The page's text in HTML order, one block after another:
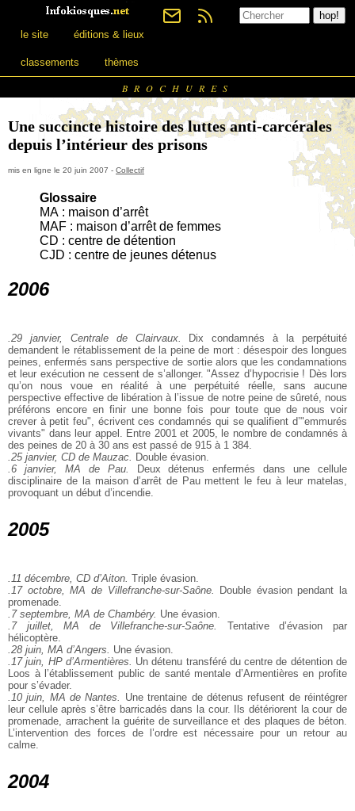
le site éditions & lieux
classements thèmes
BROCHURES
Une succincte histoire des luttes anti-carcérales
depuis l’intérieur des prisons
mis en ligne le 20 juin 2007 - Collectif
Glossaire
MA : maison d’arrêt
MAF : maison d’arrêt de femmes
CD : centre de détention
CJD : centre de jeunes détenus
2006
.29 janvier, Centrale de Clairvaux.
Dix condamnés à la perpétuité
demandent le rétablissement de la peine de mort : désespoir des longues
peines, enfermés sans perspective de sortie alors que les condamnations
et leur exécution ne cessent de s’allonger. "Assez d’hypocrisie ! Dès lors
qu’on nous voue en réalité à une perpétuité réelle, sans aucune
perspective effective de libération à l’issue de notre peine de sûreté, nous
préférons encore en finir une bonne fois pour toute que de nous voir
crever à petit feu", écrivent ces condamnés qui se qualifient d’"emmurés
vivants" dans leur appel. Entre 2001 et 2005, le nombre de condamnés à
des peines de 20 à 30 ans est passé de 915 à 1 384.
.25 janvier, CD de Mauzac.
Double évasion.
.6 janvier, MA de Pau.
Deux détenus enfermés dans une cellule
disciplinaire de la maison d’arrêt de Pau mettent le feu à leur matelas,
provoquant un début d’incendie.
2005
.11 décembre, CD d’Aiton. Triple évasion.
.17 octobre, MA de Villefranche-sur-Saône.
Double évasion pendant la
promenade.
.7 septembre, MA de Chambéry. Une évasion.
.7 juillet, MA de Villefranche-sur-Saône.
Tentative d’évasion par
hélicoptère.
.28 juin, MA d’Angers.
Une évasion.
.17 juin, HP d’Armentières.
Un détenu transféré du centre de détention de
Loos à l’établissement public de santé mentale d’Armentières en profite
pour s’évader.
.10 juin, MA de Nantes.
Une trentaine de détenus refusent de réintégrer
leur cellule après s’être barricadés dans la cour. Ils détériorent la cour de
promenade, arrachent la guérite de surveillance et des plaques de béton.
L’intervention des forces de l’ordre est nécessaire pour un retour au
calme.
2004